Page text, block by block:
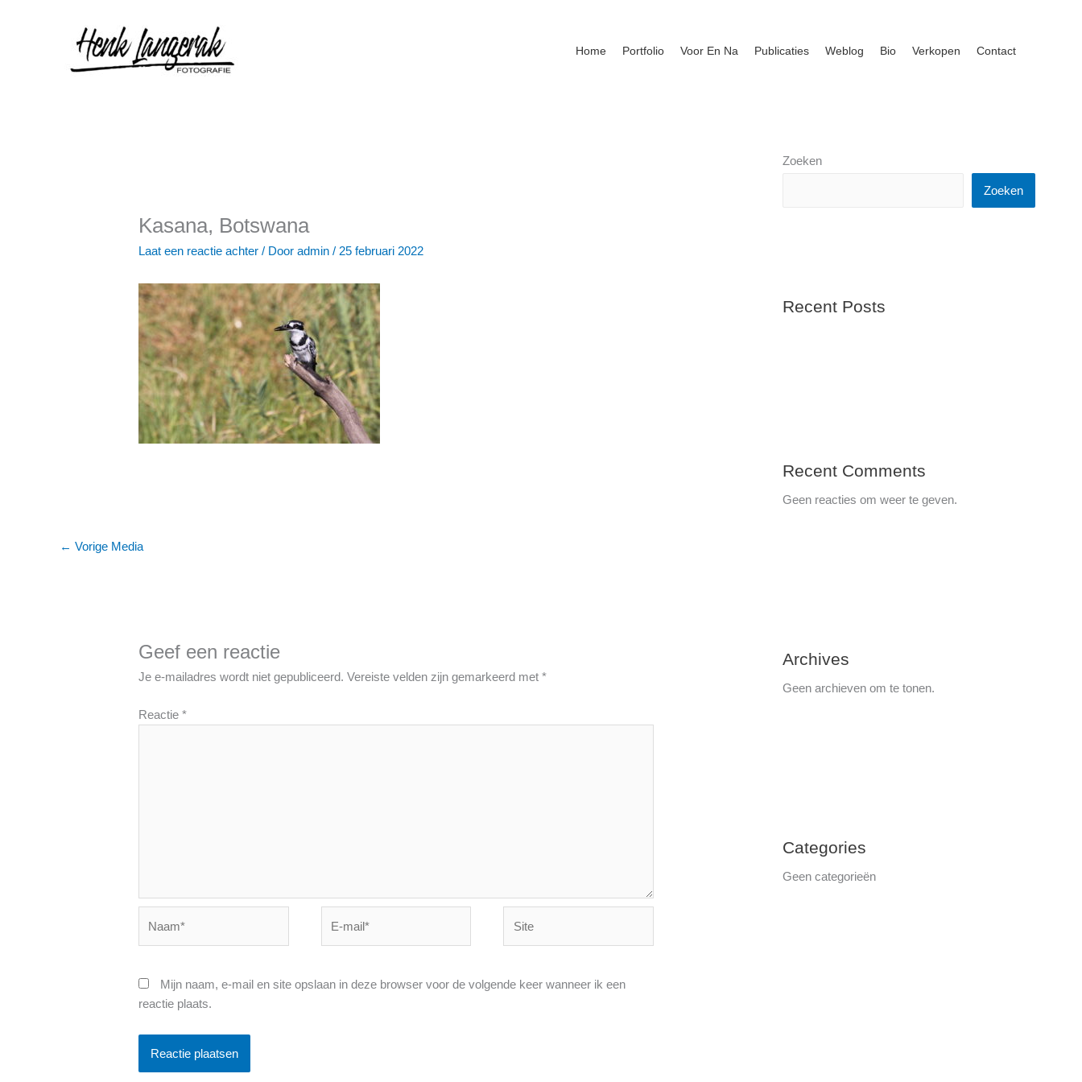
Home Portfolio Voor En Na Publicaties Weblog Bio Verkopen Contact
Kasana, Botswana
Laat een reactie achter / Dooradmin/ 25 februari 2022
← Vorige Media
Geef een reactie
Je e-mailadres wordt niet gepubliceerd. Vereiste velden zijn gemarkeerd met*
Reactie*
mail*
Mijn naam, e-mail en site opslaan in deze browser voor de volgende keer wanneer ik een
reactie plaats.
Zoeken
Zoeken
Recent Posts
Recent Comments
Geen reacties om weer te geven.
Archives
Geen archieven om te tonen.
Categories
Geen categorieën